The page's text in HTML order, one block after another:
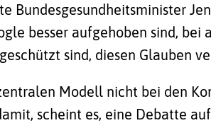
Bundesgesundheitsminister
besser aufgehoben sind,
sind, diesen Glauben
Modell nicht bei den
scheint es, eine Debatte